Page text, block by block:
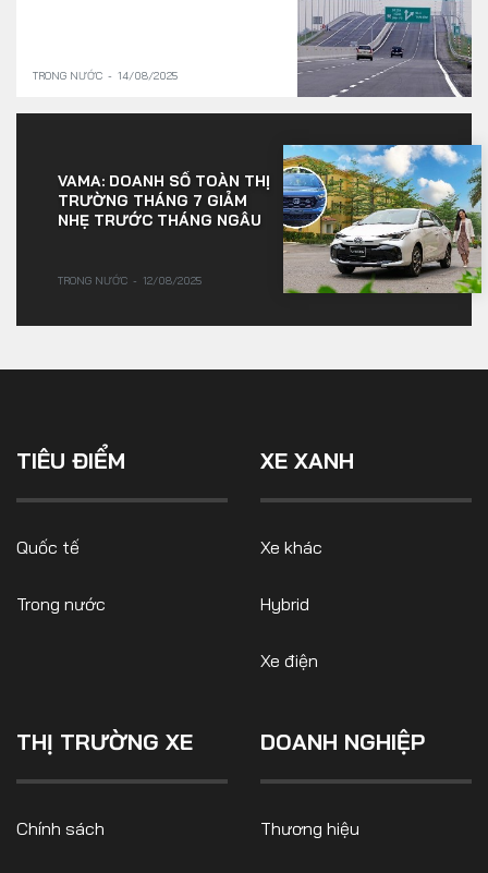
TRONG NƯỚC 14/08/2025
VAMA: DOANH SỐ TOÀN THỊ
TRƯỜNG THÁNG 7 GIẢM
NHẸ TRƯỚC THÁNG NGÂU
TRONG NƯỚC 12/08/2025
TIÊU ĐIỂM
Quốc tế
Trong nước
XE XANH
Xe khác
Hybrid
Xe điện
THỊ TRƯỜNG XE
Chính sách
DOANH NGHIỆP
Thương hiệu